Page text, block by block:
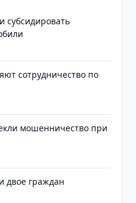
субсидировать
сотрудничество по
мошенничество при
двое граждан